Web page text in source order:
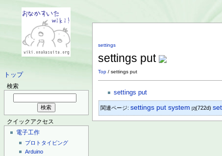
トップ
検索
クイックアクセス
電子工作
プロトタイピング
Arduino
settings
settings put
Top / settings put
settings put
関連ページ:settings put system [2](722d)